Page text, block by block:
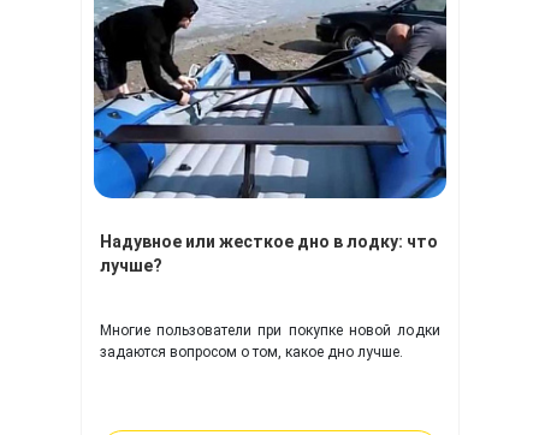
Надувное или жесткое дно в лодку: что
лучше?
Многие пользователи при покупке новой лодки
задаются вопросом о том, какое дно лучше.